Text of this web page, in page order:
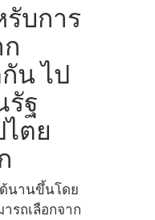
บการ
น ไป
ฐ
ตย
นานขึ้นโดย
รถเลือกจาก